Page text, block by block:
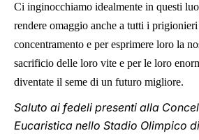
Ci inginocchiamo idealmente in questi
rendere omaggio anche a tutti i
concentramento e per esprimere loro la
sacrificio delle loro vite e per le loro
diventate il seme di un futuro migliore.
Saluto ai fedeli presenti alla
Eucaristica nello Stadio Olimpico